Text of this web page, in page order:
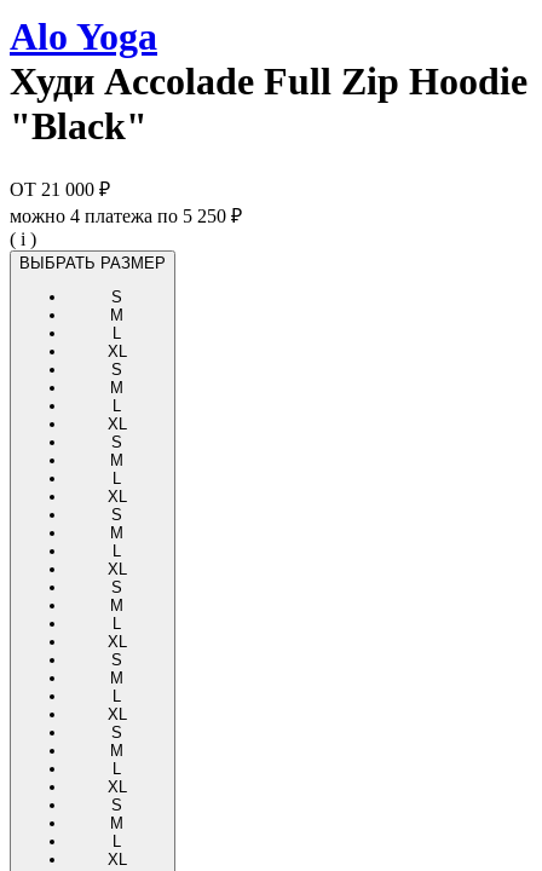
Alo Yoga
Худи Accolade Full Zip Hoodie
"Black"
ОТ 21 000 ₽
можно 4 платежа по 5 250 ₽
( i )
ВЫБРАТЬ РАЗМЕР
S
M
L
XL
S
M
L
XL
S
M
L
XL
S
M
L
XL
S
M
L
XL
S
M
L
XL
S
M
L
XL
S
M
L
XL